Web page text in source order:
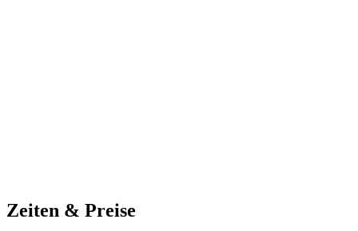
Zeiten & Preise